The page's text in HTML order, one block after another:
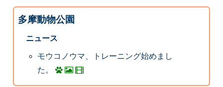
多摩動物公園
ニュース
モウコノウマ、トレーニング始めまし
た。